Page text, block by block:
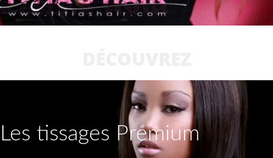
Les tissages Premium